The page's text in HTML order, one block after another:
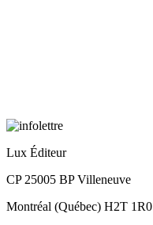
Lux Éditeur
CP 25005 BP Villeneuve
Montréal (Québec) H2T 1R0